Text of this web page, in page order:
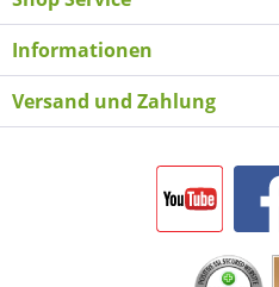
Informationen
Versand und Zahlung